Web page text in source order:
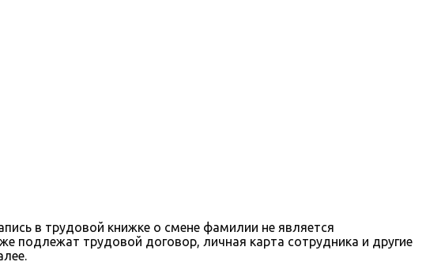
в трудовой книжке о смене фамилии не является
подлежат трудовой договор, личная карта сотрудника и другие